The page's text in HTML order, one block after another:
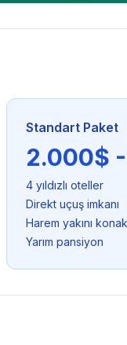
Standart Paket
2.000$
4 yıldızlı oteller
Direkt uçuş imkanı
Harem yakını
Yarım pansiyon